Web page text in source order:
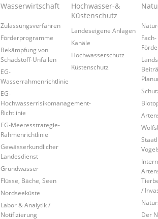
Wasserwirtschaft
Zulassungsverfahren
Förderprogramme
Bekämpfung von
Schadstoff-Unfällen
EG-
Wasserrahmenrichtlinie
EG-
Hochwasserrisikomanagement-
Richtlinie
EG-Meeresstrategie-
Rahmenrichtlinie
Gewässerkundlicher
Landesdienst
Grundwasser
Flüsse, Bäche, Seen
Nordseeküste
Labor & Analytik /
Notifizierung
Hochwasser-&
Küstenschutz
Landeseigene Anlagen
Kanäle
Hochwasserschutz
Küstenschutz
/
Der